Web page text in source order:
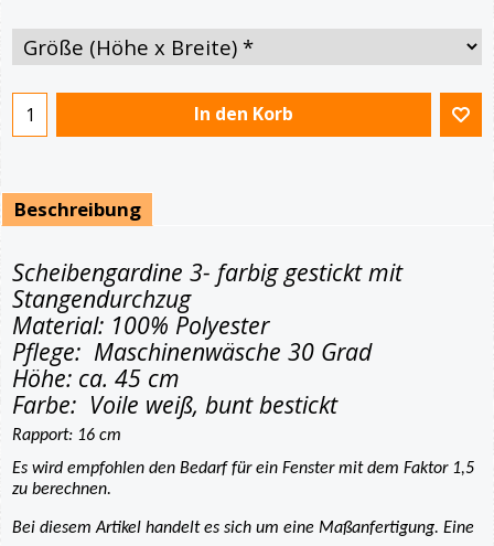
In den Korb
Beschreibung
Scheibengardine 3- farbig gestickt mit
Stangendurchzug
Material: 100% Polyester
Pflege: Maschinenwäsche 30 Grad
Höhe: ca. 45 cm
Farbe: Voile weiß, bunt bestickt
Rapport: 16 cm
Es wird empfohlen den Bedarf für ein Fenster mit dem Faktor 1,5
zu berechnen.
Bei diesem Artikel handelt es sich um eine Maßanfertigung. Eine